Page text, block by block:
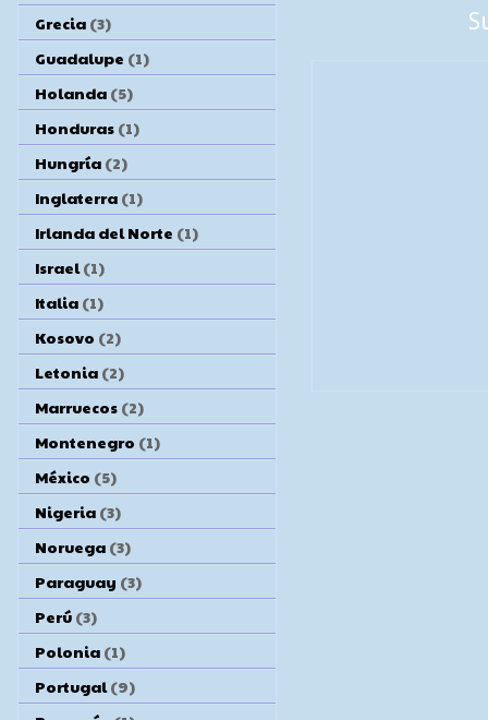
Grecia (3)
Guadalupe (1)
Holanda (5)
Honduras (1)
Hungría (2)
Inglaterra (1)
Irlanda del Norte (1)
Israel (1)
Italia (1)
Kosovo (2)
Letonia (2)
Marruecos (2)
Montenegro (1)
México (5)
Nigeria (3)
Noruega (3)
Paraguay (3)
Perú (3)
Polonia (1)
Portugal (9)